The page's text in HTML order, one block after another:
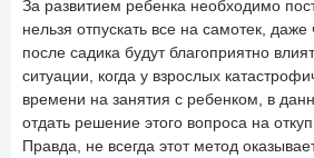
За развитием ребенка необходимо
нельзя отпускать все на самотек,
после садика будут благоприятно
ситуации, когда у взрослых
времени на занятия с ребенком, в
отдать решение этого вопроса на
Правда, не всегда этот метод